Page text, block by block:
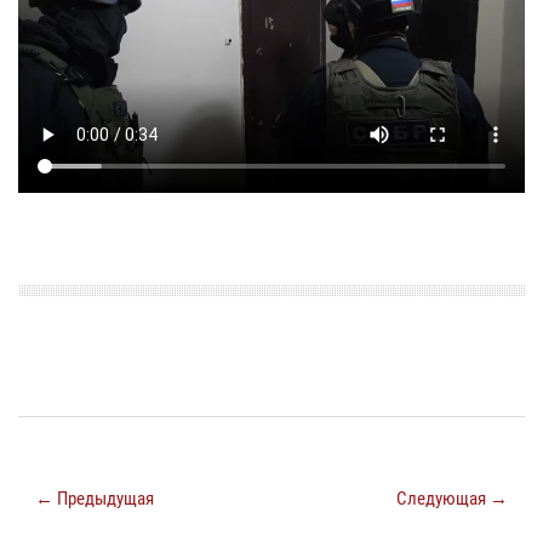
← Предыдущая Следующая →